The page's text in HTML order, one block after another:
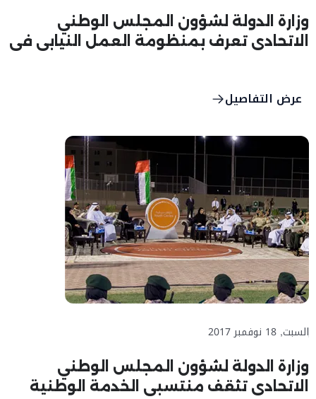
وزارة الدولة لشؤون المجلس الوطني
الاتحادي تعرف بمنظومة العمل النيابي في
عرض التفاصيل
السبت, 18 نوفمبر 2017
وزارة الدولة لشؤون المجلس الوطني
الاتحادي تثقف منتسبي الخدمة الوطنية